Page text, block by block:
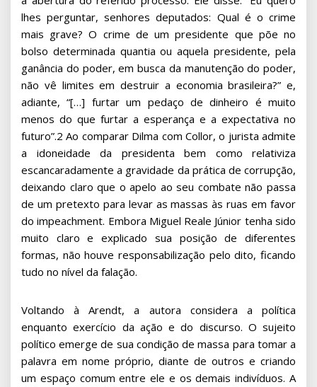
lhes perguntar, senhores deputados: Qual é o crime
mais grave? O crime de um presidente que põe no
bolso determinada quantia ou aquela presidente, pela
ganância do poder, em busca da manutenção do poder,
não vê limites em destruir a economia brasileira?” e,
adiante, “[…] furtar um pedaço de dinheiro é muito
menos do que furtar a esperança e a expectativa no
futuro”.2 Ao comparar Dilma com Collor, o jurista admite
a idoneidade da presidenta bem como relativiza
escancaradamente a gravidade da prática de corrupção,
deixando claro que o apelo ao seu combate não passa
de um pretexto para levar as massas às ruas em favor
do impeachment. Embora Miguel Reale Júnior tenha sido
muito claro e explicado sua posição de diferentes
formas, não houve responsabilização pelo dito, ficando
tudo no nível da falação.
Voltando à Arendt, a autora considera a política
enquanto exercício da ação e do discurso. O sujeito
político emerge de sua condição de massa para tomar a
palavra em nome próprio, diante de outros e criando
um espaço comum entre ele e os demais indivíduos. A